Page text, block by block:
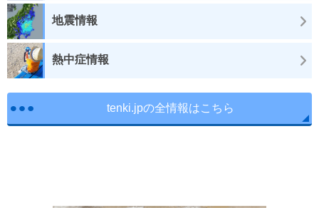
地震情報
熱中症情報
tenki.jpの全情報はこちら